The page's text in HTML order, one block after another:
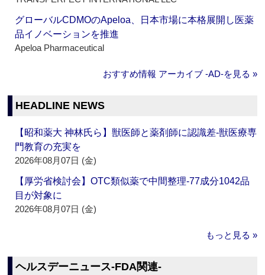
グローバルCDMOのApeloa、日本市場に本格展開し医薬
品イノベーションを推進
Apeloa Pharmaceutical
おすすめ情報 アーカイブ ‐AD‐を見る »
HEADLINE NEWS
【昭和薬大 神林氏ら】獣医師と薬剤師に認識差‐獣医療専
門教育の充実を
2026年08月07日 (金)
【厚労省検討会】OTC類似薬で中間整理‐77成分1042品
目が対象に
2026年08月07日 (金)
もっと見る »
ヘルスデーニュース‐FDA関連‐